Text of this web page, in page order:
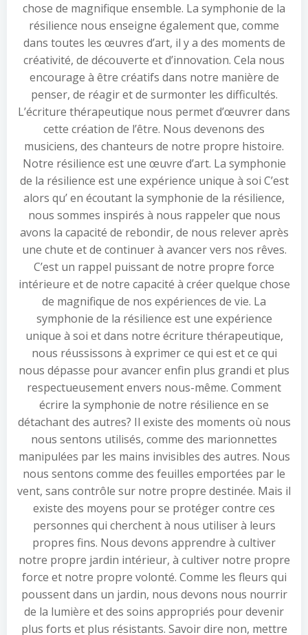
chose de magnifique ensemble. La symphonie de la
résilience nous enseigne également que, comme
dans toutes les œuvres d’art, il y a des moments de
créativité, de découverte et d’innovation. Cela nous
encourage à être créatifs dans notre manière de
penser, de réagir et de surmonter les difficultés.
L’écriture thérapeutique nous permet d’œuvrer dans
cette création de l’être. Nous devenons des
musiciens, des chanteurs de notre propre histoire.
Notre résilience est une œuvre d’art. La symphonie
de la résilience est une expérience unique à soi C’est
alors qu’ en écoutant la symphonie de la résilience,
nous sommes inspirés à nous rappeler que nous
avons la capacité de rebondir, de nous relever après
une chute et de continuer à avancer vers nos rêves.
C’est un rappel puissant de notre propre force
intérieure et de notre capacité à créer quelque chose
de magnifique de nos expériences de vie. La
symphonie de la résilience est une expérience
unique à soi et dans notre écriture thérapeutique,
nous réussissons à exprimer ce qui est et ce qui
nous dépasse pour avancer enfin plus grandi et plus
respectueusement envers nous-même. Comment
écrire la symphonie de notre résilience en se
détachant des autres? Il existe des moments où nous
nous sentons utilisés, comme des marionnettes
manipulées par les mains invisibles des autres. Nous
nous sentons comme des feuilles emportées par le
vent, sans contrôle sur notre propre destinée. Mais il
existe des moyens pour se protéger contre ces
personnes qui cherchent à nous utiliser à leurs
propres fins. Nous devons apprendre à cultiver
notre propre jardin intérieur, à cultiver notre propre
force et notre propre volonté. Comme les fleurs qui
poussent dans un jardin, nous devons nous nourrir
de la lumière et des soins appropriés pour devenir
plus forts et plus résistants. Savoir dire non, mettre